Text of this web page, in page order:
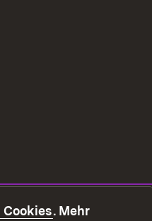
Cookies. Mehr